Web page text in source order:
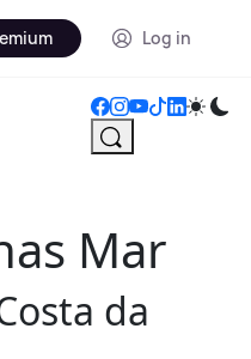
Log in
Mar
da